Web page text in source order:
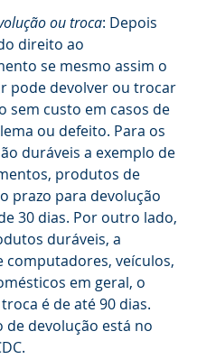
ou troca: Depois
direito ao
se mesmo assim o
pode devolver ou trocar
sem custo em casos de
ou defeito. Para os
duráveis a exemplo de
produtos de
prazo para devolução
30 dias. Por outro lado,
duráveis, a
computadores, veículos,
em geral, o
é de até 90 dias.
de devolução está no